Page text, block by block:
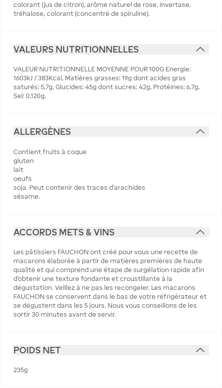
colorant (jus de citron), arôme naturel de rose, invertase,
tréhalose, colorant (concentré de spiruline).
VALEURS NUTRITIONNELLES
‌VALEUR NUTRITIONNELLE MOYENNE POUR 100G Energie:
1603kJ / 383Kcal, Matières grasses: 19g dont acides gras
saturés: 5,7g, Glucides: 45g dont sucres: 42g, Protéines: 6,7g,
Sel: 0,120g.
ALLERGÈNES
‌Contient fruits à coque
gluten
lait
oeufs
soja. Peut contenir des traces d'arachides
sésame.
ACCORDS METS & VINS
‌Les pâtissiers FAUCHON ont créé pour vous une recette de
macarons élaborée à partir de matières premières de haute
qualité et qui comprend une étape de surgélation rapide afin
d’obtenir une texture fondante et croustillante à la
dégustation. Veillez à ne pas les recongeler. Les macarons
FAUCHON se conservent dans le bas de votre réfrigérateur et
se dégustent dans les 5 jours. Nous vous conseillons de les
sortir 30 minutes avant de servir.
POIDS NET
235g